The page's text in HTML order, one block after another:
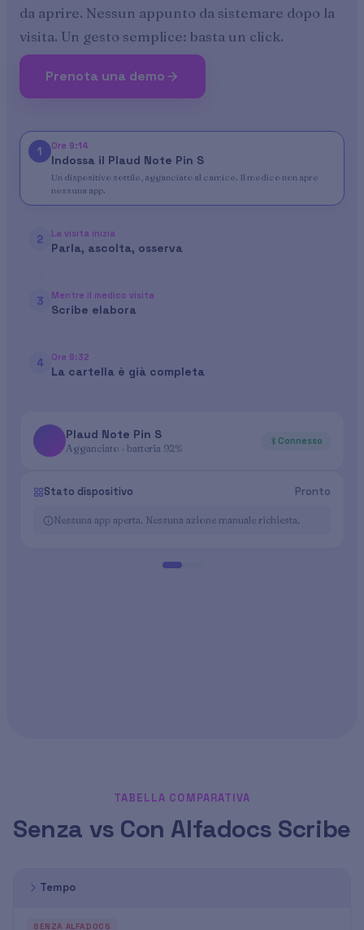
da aprire. Nessun appunto da sistemare dopo la
visita. Un gesto semplice: basta un click.
Prenota una demo
1 Ore 9:14
Indossa il Plaud Note Pin S
Un dispositivo sottile, agganciato al camice. Il medico non apre
nessuna app.
2 La visita inizia
Parla, ascolta, osserva
3 Mentre il medico visita
Scribe elabora
4 Ore 9:32
La cartella è già completa
Plaud Note Pin S
Agganciato · batteria 92%
Connesso
Stato dispositivo Pronto
Nessuna app aperta. Nessuna azione manuale richiesta.
TABELLA COMPARATIVA
Senza vs Con Alfadocs Scribe
Tempo